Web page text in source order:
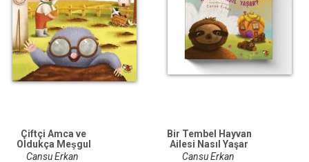
Çiftçi Amca ve
Oldukça Meşgul
Köstebek
Cansu Erkan
Bir Tembel Hayvan
Ailesi Nasıl Yaşar
Cansu Erkan